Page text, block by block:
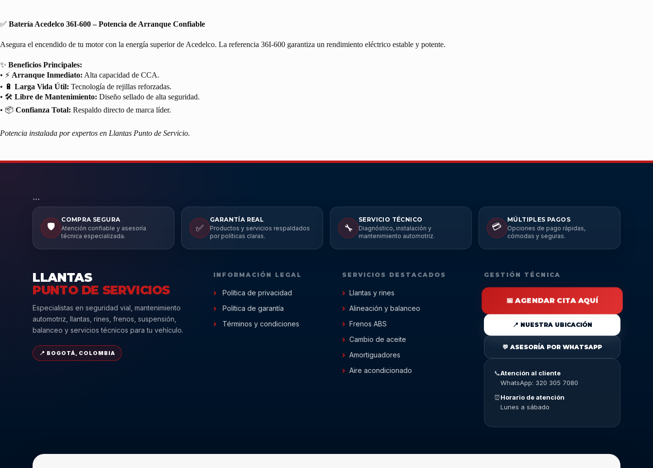
✅ Batería Acedelco 36I-600 – Potencia de Arranque Confiable
Asegura el encendido de tu motor con la energía superior de Acedelco. La referencia 36I-600 garantiza un rendimiento eléctrico estable y potente.
✨ Beneficios Principales:
• ⚡ Arranque Inmediato: Alta capacidad de CCA.
• 🔋 Larga Vida Útil: Tecnología de rejillas reforzadas.
• 🛠️ Libre de Mantenimiento: Diseño sellado de alta seguridad.
• 📦 Confianza Total: Respaldo directo de marca líder.
Potencia instalada por expertos en Llantas Punto de Servicio.
```
🛡️
COMPRA SEGURA
Atención confiable y asesoría
técnica especializada.
✅
GARANTÍA REAL
Productos y servicios respaldados
por políticas claras.
🔧
SERVICIO TÉCNICO
Diagnóstico, instalación y
mantenimiento automotriz.
💳
MÚLTIPLES PAGOS
Opciones de pago rápidas,
cómodas y seguras.
LLANTAS
PUNTO DE SERVICIOS
Especialistas en seguridad vial, mantenimiento
automotriz, llantas, rines, frenos, suspensión,
balanceo y servicios técnicos para tu vehículo.
📍 BOGOTÁ, COLOMBIA
INFORMACIÓN LEGAL
Política de privacidad
Política de garantía
Términos y condiciones
SERVICIOS DESTACADOS
Llantas y rines
Alineación y balanceo
Frenos ABS
Cambio de aceite
Amortiguadores
Aire acondicionado
GESTIÓN TÉCNICA
📅 AGENDAR CITA AQUÍ
📍 NUESTRA UBICACIÓN
💬 ASESORÍA POR WHATSAPP
📞Atención al cliente
WhatsApp: 320 305 7080
⏰Horario de atención
Lunes a sábado